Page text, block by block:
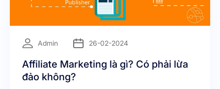
Admin 26-02-2024
Affiliate Marketing là gì? Có phải lừa
đảo không?